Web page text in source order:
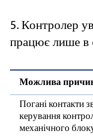
5. Контролер
працює лише
Можлива
Погані контакти
керування
механічного